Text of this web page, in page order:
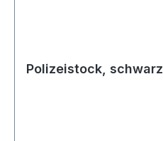
Polizeistock, schwarz